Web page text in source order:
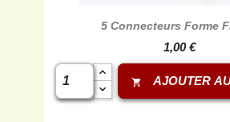
5 Connecteurs Forme
1,00 €
shopping_cart AJOUTER